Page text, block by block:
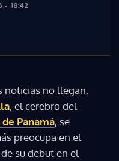
- 18:42
noticias no llegan.
, el cerebro del
Panamá, se
preocupa en el
su debut en el